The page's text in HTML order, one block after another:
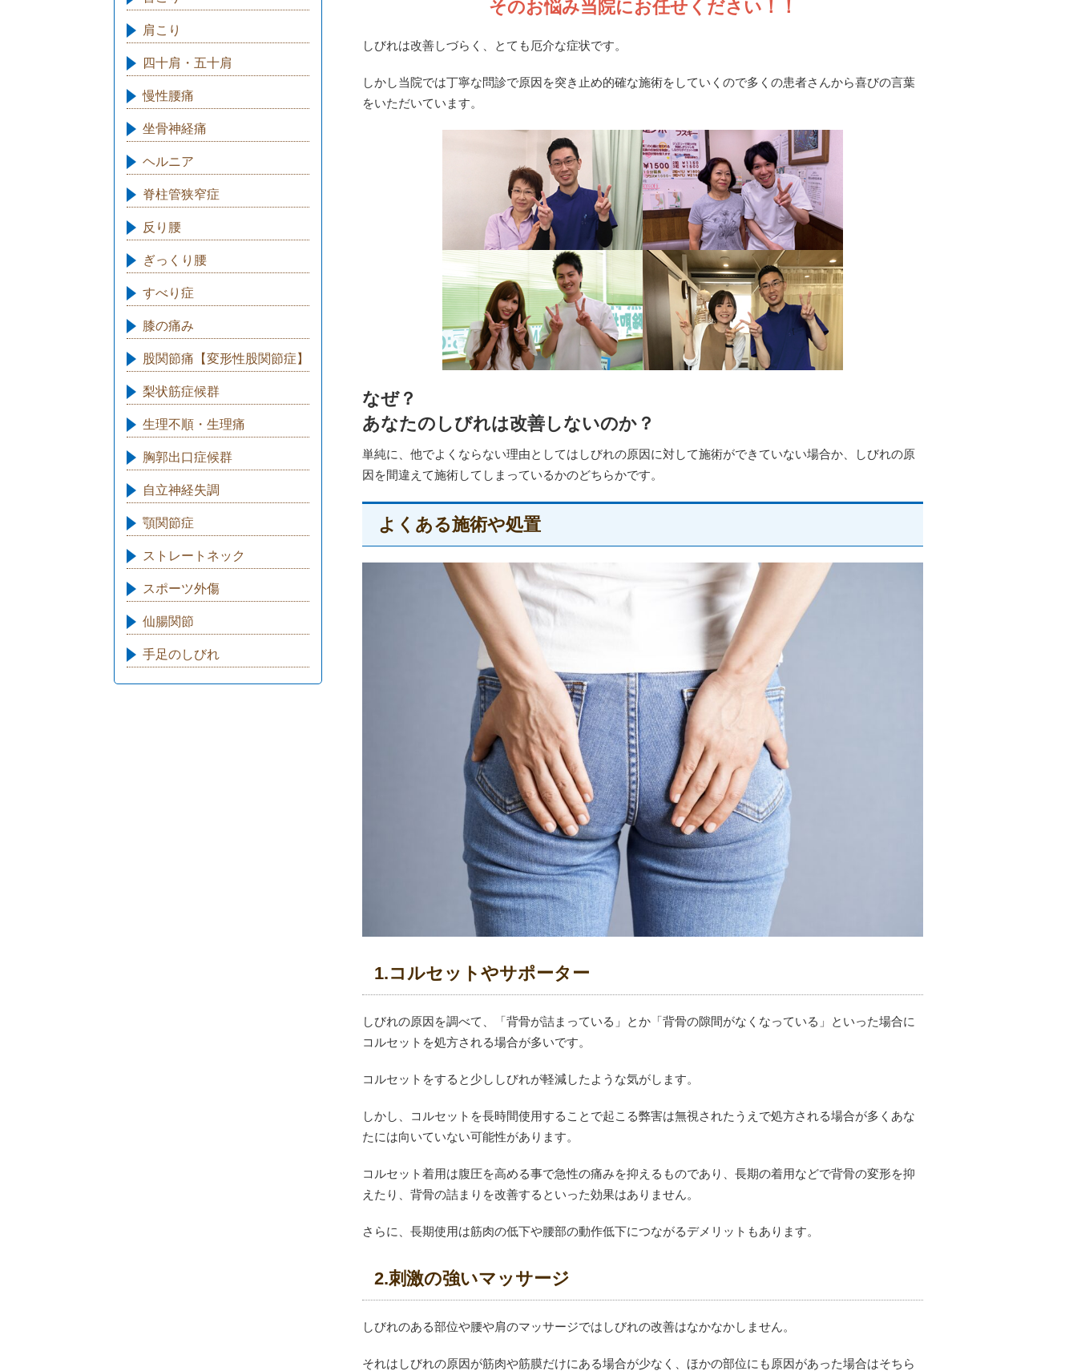
そのお悩み当院にお任せください！！
しびれは改善しづらく、とても厄介な症状です。
しかし当院では丁寧な問診で原因を突き止め的確な施術をしていくので多くの患者さんから喜びの言葉
をいただいています。
なぜ？
あなたのしびれは改善しないのか？
単純に、他でよくならない理由としてはしびれの原因に対して施術ができていない場合か、しびれの原
因を間違えて施術してしまっているかのどちらかです。
よくある施術や処置
1.コルセットやサポーター
しびれの原因を調べて、「背骨が詰まっている」とか「背骨の隙間がなくなっている」といった場合に
コルセットを処方される場合が多いです。
コルセットをすると少ししびれが軽減したような気がします。
しかし、コルセットを長時間使用することで起こる弊害は無視されたうえで処方される場合が多くあな
たには向いていない可能性があります。
コルセット着用は腹圧を高める事で急性の痛みを抑えるものであり、長期の着用などで背骨の変形を抑
えたり、背骨の詰まりを改善するといった効果はありません。
さらに、長期使用は筋肉の低下や腰部の動作低下につながるデメリットもあります。
2.刺激の強いマッサージ
しびれのある部位や腰や肩のマッサージではしびれの改善はなかなかしません。
それはしびれの原因が筋肉や筋膜だけにある場合が少なく、ほかの部位にも原因があった場合はそちら
肩こり
四十肩・五十肩
慢性腰痛
坐骨神経痛
ヘルニア
脊柱管狭窄症
反り腰
ぎっくり腰
すべり症
膝の痛み
股関節痛【変形性股関節症】
梨状筋症候群
生理不順・生理痛
胸郭出口症候群
自立神経失調
顎関節症
ストレートネック
スポーツ外傷
仙腸関節
手足のしびれ